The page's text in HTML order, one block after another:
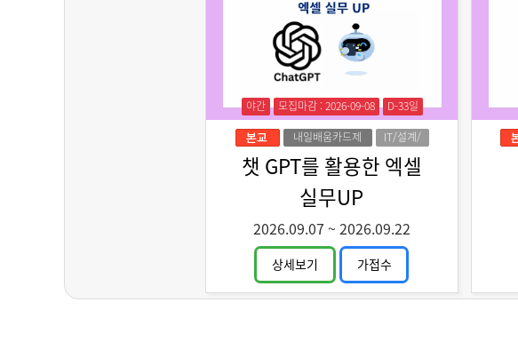
야간 모집마감 : 2026-09-08
D-33일
내일배움카드제
IT/설계/
챗 GPT를 활용한 엑셀
실무UP
2026.09.07 ~ 2026.09.22
상세보기 가접수